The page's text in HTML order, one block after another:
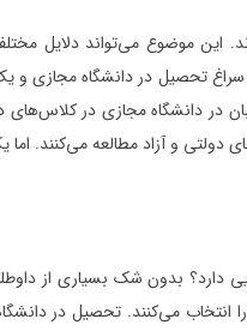
این موضوع می‌تواند دلایل
تحصیل در دانشگاه مجازی
در دانشگاه مجازی در
دولتی و آزاد مطالعه
بدون شک بسیاری از
انتخاب می‌کنند. تحصیل در